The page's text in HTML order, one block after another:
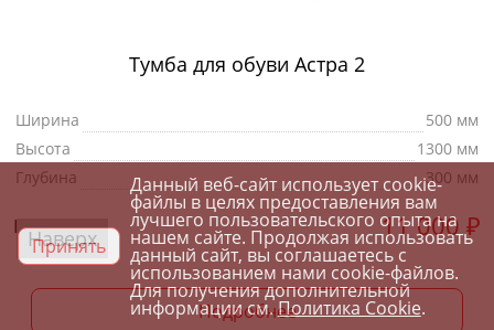
Тумба для обуви Астра 2
Ширина
500 мм
Высота
1300 мм
Глубина
300 мм
Цена от: 11 000 ₽
Подробнее
Наверх
Принять
Данный веб-сайт использует cookie-
файлы в целях предоставления вам
лучшего пользовательского опыта на
нашем сайте. Продолжая использовать
данный сайт, вы соглашаетесь с
использованием нами cookie-файлов.
Для получения дополнительной
информации см.Политика Cookie.